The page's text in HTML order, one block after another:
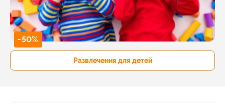
-50%
Развлечения для детей